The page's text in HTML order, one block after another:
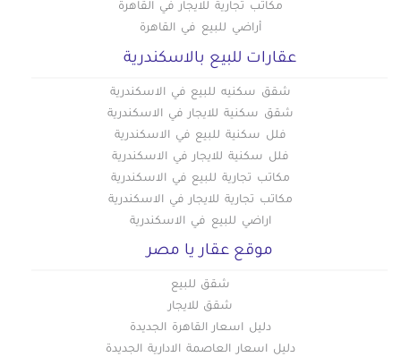
مكاتب تجارية للايجار في القاهرة
أراضي للبيع في القاهرة
عقارات للبيع بالاسكندرية
شقق سكنيه للبيع في الاسكندرية
شقق سكنية للايجار في الاسكندرية
فلل سكنية للبيع في الاسكندرية
فلل سكنية للايجار في الاسكندرية
مكاتب تجارية للبيع في الاسكندرية
مكاتب تجارية للايجار في الاسكندرية
اراضي للبيع في الاسكندرية
موقع عقار يا مصر
شقق للبيع
شقق للايجار
دليل اسعار القاهرة الجديدة
دليل اسعار العاصمة الادارية الجديدة